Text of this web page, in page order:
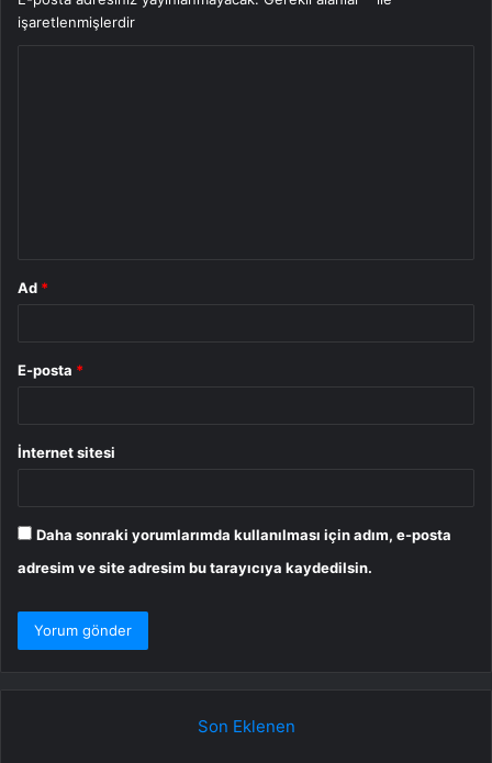
işaretlenmişlerdir
Ad *
E-posta *
İnternet sitesi
Daha sonraki yorumlarımda kullanılması için adım, e-posta
adresim ve site adresim bu tarayıcıya kaydedilsin.
Son Eklenen